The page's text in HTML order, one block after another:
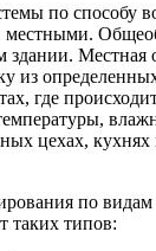
по способу
здании. Местная
из
где
цехах, кухнях
по
таких типов: